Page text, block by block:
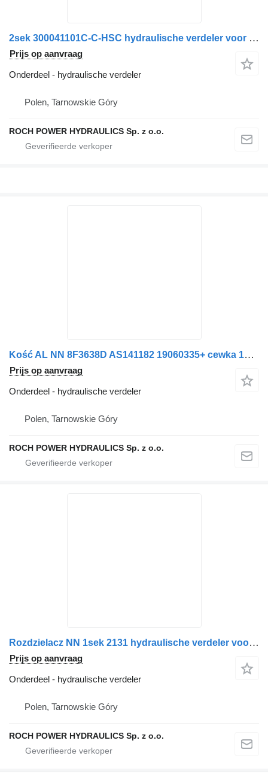
2sek 300041101C-C-HSC hydraulische verdeler voor Schmidt veegmachine
Prijs op aanvraag
Onderdeel - hydraulische verdeler
Polen, Tarnowskie Góry
ROCH POWER HYDRAULICS Sp. z o.o.
Kość AL NN 8F3638D AS141182 19060335+ cewka 12VDC hydraulische verdeler voor Schmidt ZAMIATARKA veegmachine
Prijs op aanvraag
Onderdeel - hydraulische verdeler
Polen, Tarnowskie Góry
ROCH POWER HYDRAULICS Sp. z o.o.
Rozdzielacz NN 1sek 2131 hydraulische verdeler voor Schmidt veegmachine
Prijs op aanvraag
Onderdeel - hydraulische verdeler
Polen, Tarnowskie Góry
ROCH POWER HYDRAULICS Sp. z o.o.